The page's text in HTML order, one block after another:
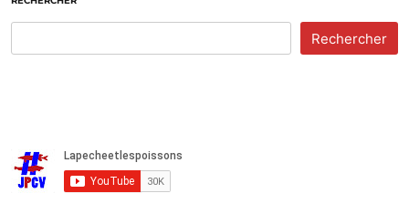
Rechercher